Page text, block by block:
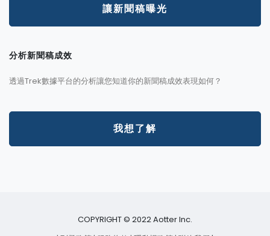
讓新聞稿曝光
分析新聞稿成效
透過Trek數據平台的分析讓您知道你的新聞稿成效表現如何？
我想了解
COPYRIGHT © 2022 Aotter Inc.